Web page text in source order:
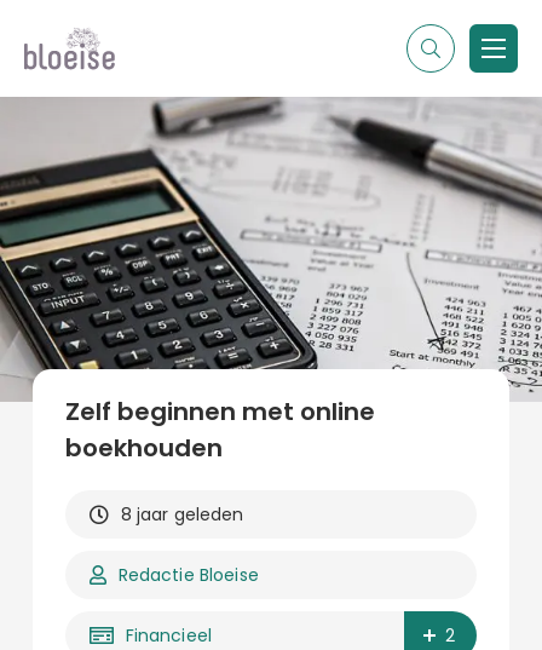
Contentmarketing
Online marketing
Branches
Marketing
Alle soorten artikelen
Zelf beginnen met online
boekhouden
8 jaar geleden
Redactie Bloeise
Financieel 2